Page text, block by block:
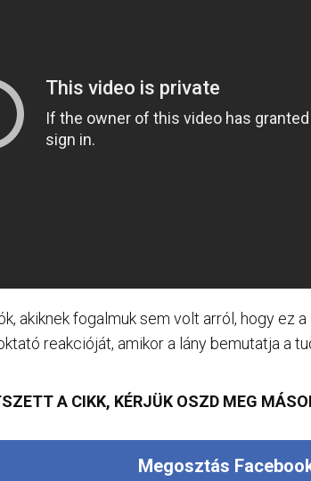
akiknek fogalmuk sem volt arról, hogy ez
reakcióját, amikor a lány bemutatja a
A CIKK, KÉRJÜK OSZD MEG
Megosztás